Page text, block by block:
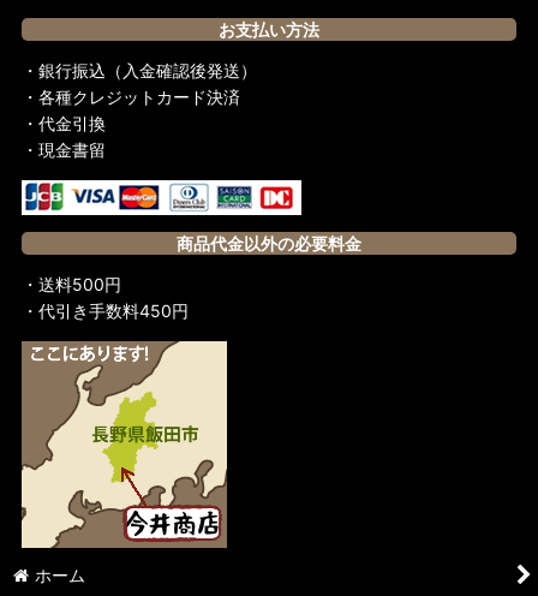
イギリス
アメリカ
中国
マレーシア
BRUCE LEE MANIA ブルース・リーマニア
ブルース・リー同人誌 小龍記
日本語で読める！レジェンズ・オブ・ドラゴン待望の日本語版
BRUCE LEE REVIEW ブルース・リーレヴュー
BRUCE LEE FOREVER ブルース・リーフォーエバー
今井店長の日本語翻訳シリーズ
お支払い方法
・銀行振込（入金確認後発送）
・各種クレジットカード決済
・代金引換
・現金書留
商品代金以外の必要料金
・送料500円
・代引き手数料450円
ホーム